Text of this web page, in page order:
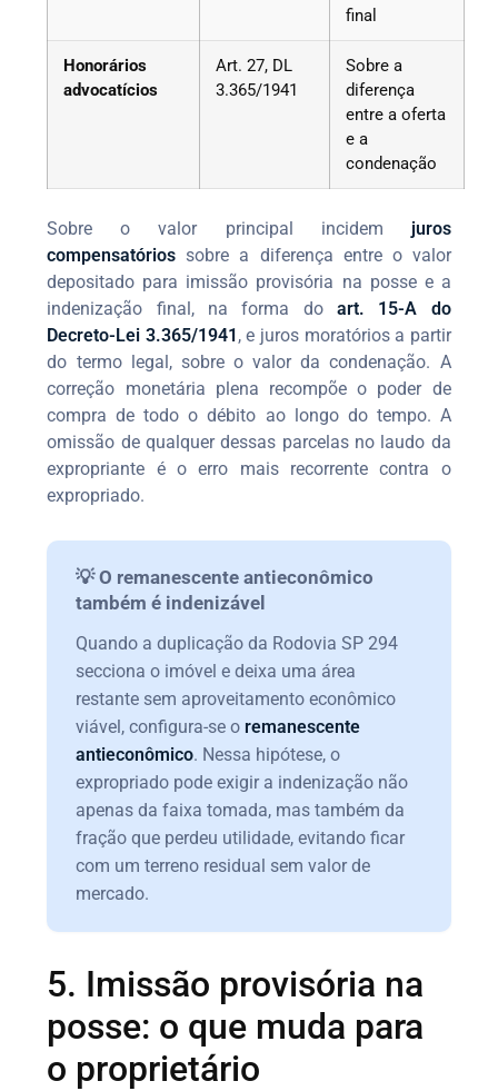
final
Honorários
advocatícios
Art. 27, DL
3.365/1941
Sobre a
diferença
entre a oferta
e a
condenação
Sobre o valor principal incidem juros
compensatórios sobre a diferença entre o valor
depositado para imissão provisória na posse e a
indenização final, na forma do art. 15-A do
Decreto-Lei 3.365/1941, e juros moratórios a partir
do termo legal, sobre o valor da condenação. A
correção monetária plena recompõe o poder de
compra de todo o débito ao longo do tempo. A
omissão de qualquer dessas parcelas no laudo da
expropriante é o erro mais recorrente contra o
expropriado.
💡 O remanescente antieconômico
também é indenizável
Quando a duplicação da Rodovia SP 294
secciona o imóvel e deixa uma área
restante sem aproveitamento econômico
viável, configura-se o remanescente
antieconômico. Nessa hipótese, o
expropriado pode exigir a indenização não
apenas da faixa tomada, mas também da
fração que perdeu utilidade, evitando ficar
com um terreno residual sem valor de
mercado.
5. Imissão provisória na
posse: o que muda para
o proprietário